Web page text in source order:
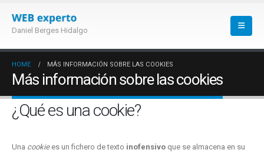
Daniel Berges Hidalgo
HOME MÁS INFORMACIÓN SOBRE LAS COOKIES
Más información sobre las cookies
¿Qué es una cookie?
Una cookiees un fichero de texto inofensivo que se almacena en su